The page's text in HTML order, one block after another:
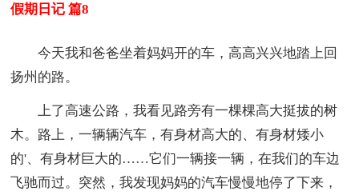
假期日记 篇8
今天我和爸爸坐着妈妈开的车，高高兴兴地踏上回
扬州的路。
上了高速公路，我看见路旁有一棵棵高大挺拔的树
木。路上，一辆辆汽车，有身材高大的、有身材矮小
的'、有身材巨大的……它们一辆接一辆，在我们的车边
飞驰而过。突然，我发现妈妈的汽车慢慢地停了下来，